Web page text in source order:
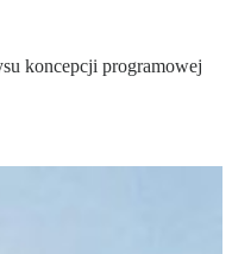
koncepcji programowej